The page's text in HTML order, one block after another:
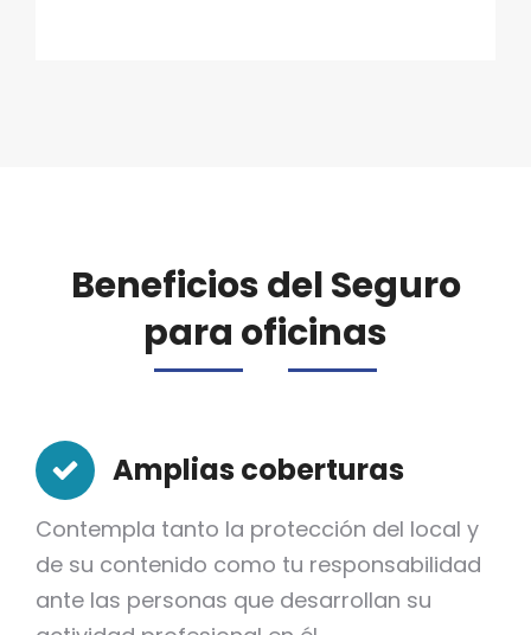
Beneficios del Seguro
para oficinas
Amplias coberturas
Contempla tanto la protección del local y
de su contenido como tu responsabilidad
ante las personas que desarrollan su